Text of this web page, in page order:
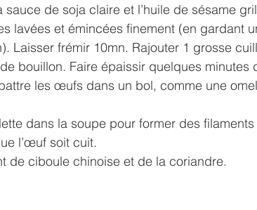
sauce de soja claire et l’huile de sésame
lavées et émincées finement (en gardant
Laisser frémir 10mn. Rajouter 1 grosse
bouillon. Faire épaissir quelques minutes
les œufs dans un bol, comme une
dans la soupe pour former des
l’œuf soit cuit.
de ciboule chinoise et de la coriandre.